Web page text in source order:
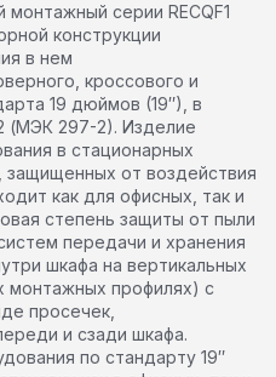
серии RECQF1
конструкции
в нем
кроссового и
19 дюймов (19″), в
(МЭК 297-2). Изделие
в стационарных
от воздействия
как для офисных, так и
степень защиты от пыли
передачи и хранения
шкафа на вертикальных
профилях) с
просечек,
и сзади шкафа.
по стандарту 19″